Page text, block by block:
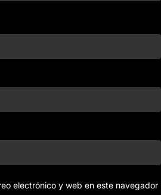
electrónico y web en este navegador